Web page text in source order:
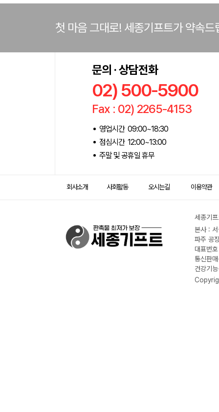
첫 마음 그대로! 세종기프트가 약속드
문의 · 상담전화
02) 500-5900
Fax : 02) 2265-4153
영업시간 09:00~18:30
점심시간 12:00~13:00
주말 및 공휴일 휴무
회사소개 사회활동 오시는길 이용약관
세종기
본사 :
파주 공
대표번
통신판
건강기